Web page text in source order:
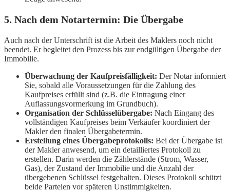
5. Nach dem Notartermin: Die Übergabe
Auch nach der Unterschrift ist die Arbeit des Maklers noch nicht
beendet. Er begleitet den Prozess bis zur endgültigen Übergabe der
Immobilie.
Überwachung der Kaufpreisfälligkeit: Der Notar informiert
Sie, sobald alle Voraussetzungen für die Zahlung des
Kaufpreises erfüllt sind (z.B. die Eintragung einer
Auflassungsvormerkung im Grundbuch).
Organisation der Schlüsselübergabe: Nach Eingang des
vollständigen Kaufpreises beim Verkäufer koordiniert der
Makler den finalen Übergabetermin.
Erstellung eines Übergabeprotokolls: Bei der Übergabe ist
der Makler anwesend, um ein detailliertes Protokoll zu
erstellen. Darin werden die Zählerstände (Strom, Wasser,
Gas), der Zustand der Immobilie und die Anzahl der
übergebenen Schlüssel festgehalten. Dieses Protokoll schützt
beide Parteien vor späteren Unstimmigkeiten.